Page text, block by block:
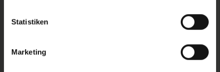
Statistiken
Marketing